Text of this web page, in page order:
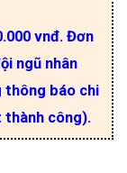
vnđ. Đơn
ngũ nhân
thông báo chi
thành công).